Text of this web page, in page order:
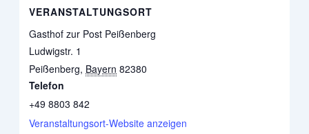
VERANSTALTUNGSORT
Gasthof zur Post Peißenberg
Ludwigstr. 1
Peißenberg, Bayern 82380
Telefon
+49 8803 842
Veranstaltungsort-Website anzeigen